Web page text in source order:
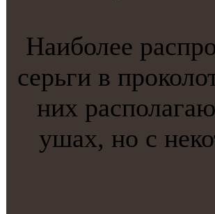
Наиболее
серьги в
них
ушах, нo с